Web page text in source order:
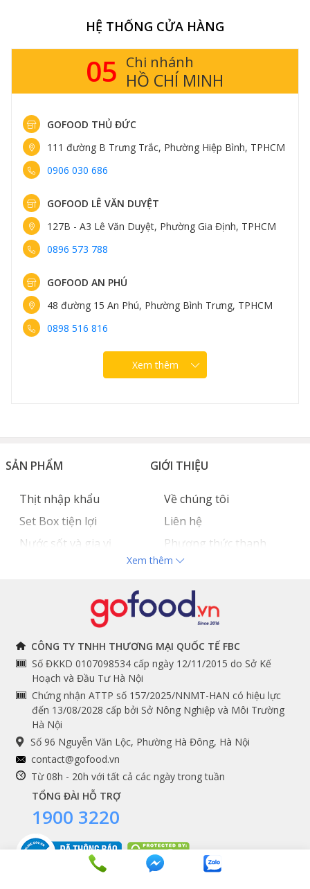
HỆ THỐNG CỬA HÀNG
05 Chi nhánh
HỒ CHÍ MINH
GOFOOD THỦ ĐỨC
111 đường B Trưng Trắc, Phường Hiệp Bình, TPHCM
0906 030 686
GOFOOD LÊ VĂN DUYỆT
127B - A3 Lê Văn Duyệt, Phường Gia Định, TPHCM
0896 573 788
GOFOOD AN PHÚ
48 đường 15 An Phú, Phường Bình Trưng, TPHCM
0898 516 816
Xem thêm
SẢN PHẨM
Thịt nhập khẩu
Set Box tiện lợi
Nước sốt và gia vị
GIỚI THIỆU
Về chúng tôi
Liên hệ
Phương thức thanh
toán
Tuyển dụng
THÔNG TIN
Chính sách và quy định
chung
Hướng dẫn đặt hàng
Cam kết chất lượng
THEO DÕI NGAY
Facebook
Instagram
Youtube
Tiktok
Shopee
DỊCH VỤ
Premium services
Xem thêm
CÔNG TY TNHH THƯƠNG MẠI QUỐC TẾ FBC
Số ĐKKD 0107098534 cấp ngày 12/11/2015 do Sở Kế
Hoạch và Đầu Tư Hà Nội
Chứng nhận ATTP số 157/2025/NNMT-HAN có hiệu lực
đến 13/08/2028 cấp bởi Sở Nông Nghiệp và Môi Trường
Hà Nội
Số 96 Nguyễn Văn Lộc, Phường Hà Đông, Hà Nội
contact@gofood.vn
Từ 08h - 20h với tất cả các ngày trong tuần
TỔNG ĐÀI HỖ TRỢ
1900 3220